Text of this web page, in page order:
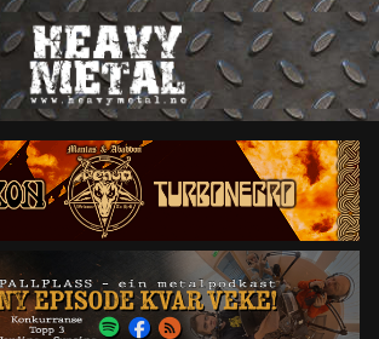
Nyheter
Omtaler
Intervjuer
Om oss
Abonner